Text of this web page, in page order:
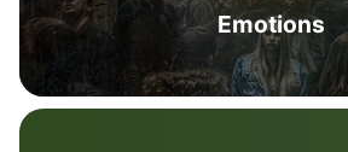
Emotions